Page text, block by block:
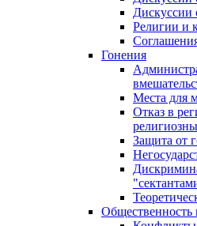
Дискуссии
Религии и
Гонения
Места для
Отказ в
Защита от